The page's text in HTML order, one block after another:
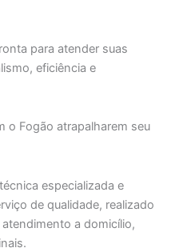
para atender suas
eficiência e
o Fogão atrapalharem seu
especializada e
de qualidade, realizado
a domicílio,